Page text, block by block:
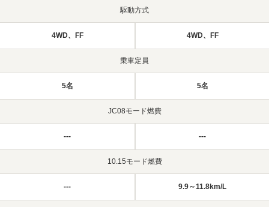
駆動方式
4WD、FF 4WD、FF
乗車定員
5名 5名
JC08モード燃費
--- ---
10.15モード燃費
--- 9.9～11.8km/L